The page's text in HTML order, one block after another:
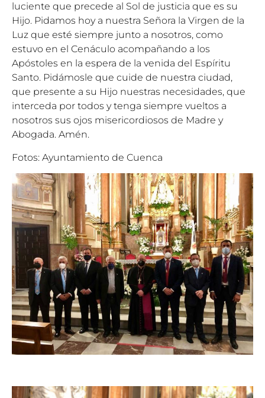
luciente que precede al Sol de justicia que es su
Hijo. Pidamos hoy a nuestra Señora la Virgen de la
Luz que esté siempre junto a nosotros, como
estuvo en el Cenáculo acompañando a los
Apóstoles en la espera de la venida del Espíritu
Santo. Pidámosle que cuide de nuestra ciudad,
que presente a su Hijo nuestras necesidades, que
interceda por todos y tenga siempre vueltos a
nosotros sus ojos misericordiosos de Madre y
Abogada. Amén.
Fotos: Ayuntamiento de Cuenca